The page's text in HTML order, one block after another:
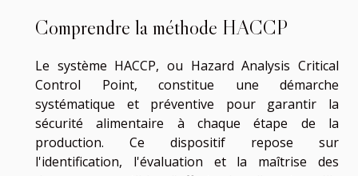
Comprendre la méthode HACCP
Le système HACCP, ou Hazard Analysis Critical
Control Point, constitue une démarche
systématique et préventive pour garantir la
sécurité alimentaire à chaque étape de la
production. Ce dispositif repose sur
l'identification, l'évaluation et la maîtrise des